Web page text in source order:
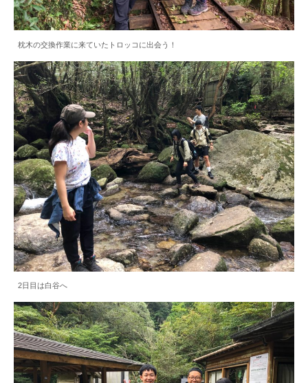
枕木の交換作業に来ていたトロッコに出会う！
2日目は白谷へ